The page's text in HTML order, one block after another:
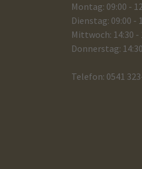
Montag: 09:00 -
Dienstag: 09:00 -
Mittwoch: 14:30 -
Donnerstag:
Telefon: 0541